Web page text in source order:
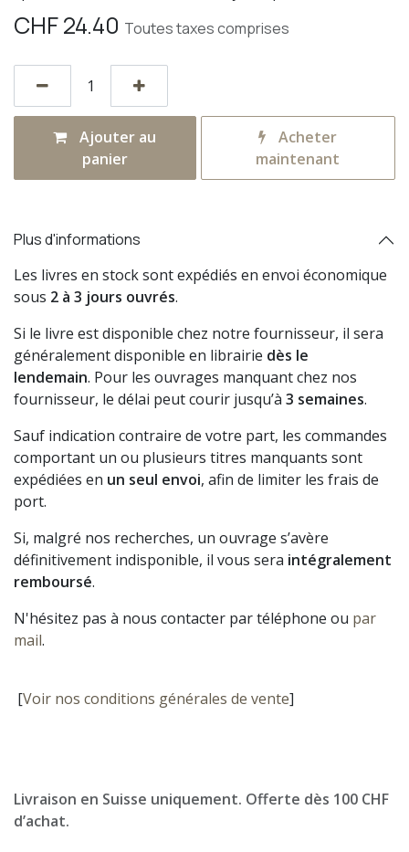
CHF24.40 Toutes taxes comprises
Ajouter au
panier
Acheter
maintenant
Plus d'informations
Les livres en stock sont expédiés en envoi économique
sous 2 à 3 jours ouvrés.
Si le livre est disponible chez notre fournisseur, il sera
généralement disponible en librairie dès le
lendemain. Pour les ouvrages manquant chez nos
fournisseur, le délai peut courir jusqu’à 3 semaines.
Sauf indication contraire de votre part, les commandes
comportant un ou plusieurs titres manquants sont
expédiées en un seul envoi, afin de limiter les frais de
port.
Si, malgré nos recherches, un ouvrage s’avère
définitivement indisponible, il vous sera intégralement
remboursé.
N'hésitez pas à nous contacter par téléphone ou par
mail.
[Voir nos conditions générales de vente]
Livraison en Suisse uniquement. Offerte dès 100 CHF
d’achat.